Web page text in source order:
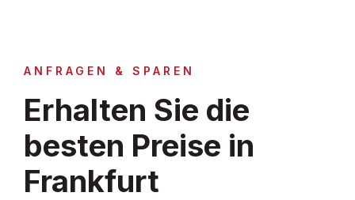
ANFRAGEN & SPAREN
Erhalten Sie die
besten Preise in
Frankfurt